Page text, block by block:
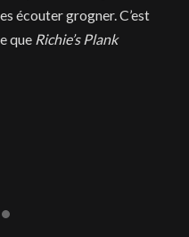
écouter grogner. C’est
que Richie’s Plank